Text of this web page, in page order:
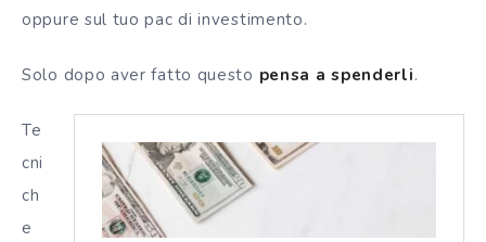
oppure sul tuo pac di investimento.
Solo dopo aver fatto questo pensa a spenderli.
Te
cni
ch
e